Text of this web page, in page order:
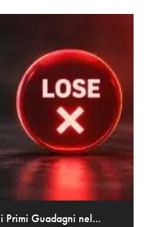
Primi Guadagni nel...